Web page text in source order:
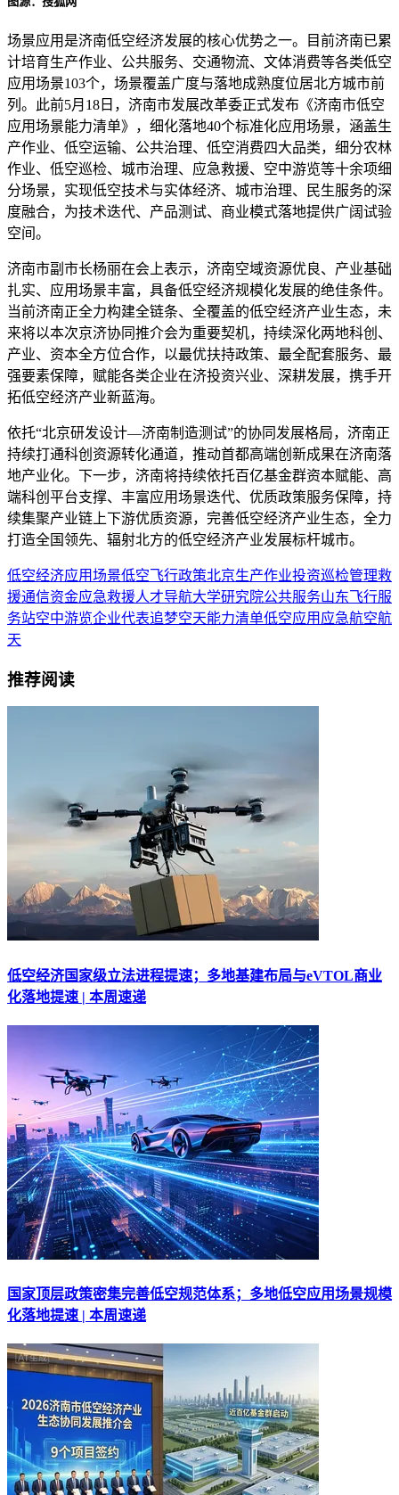
场景应用是济南低空经济发展的核心优势之一。目前济南已累
计培育生产作业、公共服务、交通物流、文体消费等各类低空
应用场景103个，场景覆盖广度与落地成熟度位居北方城市前
列。此前5月18日，济南市发展改革委正式发布《济南市低空
应用场景能力清单》，细化落地40个标准化应用场景，涵盖生
产作业、低空运输、公共治理、低空消费四大品类，细分农林
作业、低空巡检、城市治理、应急救援、空中游览等十余项细
分场景，实现低空技术与实体经济、城市治理、民生服务的深
度融合，为技术迭代、产品测试、商业模式落地提供广阔试验
空间。
济南市副市长杨丽在会上表示，济南空域资源优良、产业基础
扎实、应用场景丰富，具备低空经济规模化发展的绝佳条件。
当前济南正全力构建全链条、全覆盖的低空经济产业生态，未
来将以本次京济协同推介会为重要契机，持续深化两地科创、
产业、资本全方位合作，以最优扶持政策、最全配套服务、最
强要素保障，赋能各类企业在济投资兴业、深耕发展，携手开
拓低空经济产业新蓝海。
依托“北京研发设计—济南制造测试”的协同发展格局，济南正
持续打通科创资源转化通道，推动首都高端创新成果在济南落
地产业化。下一步，济南将持续依托百亿基金群资本赋能、高
端科创平台支撑、丰富应用场景迭代、优质政策服务保障，持
续集聚产业链上下游优质资源，完善低空经济产业生态，全力
打造全国领先、辐射北方的低空经济产业发展标杆城市。
低空经济应用场景低空飞行政策北京生产作业投资巡检管理救
援通信资金应急救援人才导航大学研究院公共服务山东飞行服
务站空中游览企业代表追梦空天能力清单低空应用 应急航空航
天
推荐阅读
低空经济国家级立法进程提速；多地基建布局与eVTOL商业
化落地提速 | 本周速递
国家顶层政策密集完善低空规范体系；多地低空应用场景规模
化落地提速 | 本周速递